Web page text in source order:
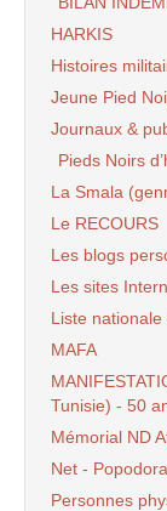
HARKIS
Histoires
Jeune Pied
Journaux &
Pieds Noirs
La Smala
Le RECOURS
Les blogs
Les sites
Liste
MAFA
Tunisie) - 50
Mémorial ND
Net -
Personnes